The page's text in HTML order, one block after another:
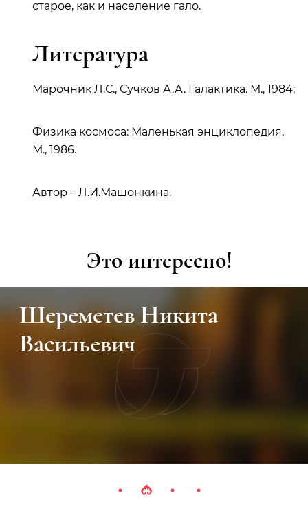
старое, как и население гало.
Литература
Марочник Л.С., Сучков А.А. Галактика. М., 1984;
Физика космоса: Маленькая энциклопедия.
М., 1986.
Автор – Л.И.Машонкина.
Это интересно!
Шереметев Никита
Васильевич